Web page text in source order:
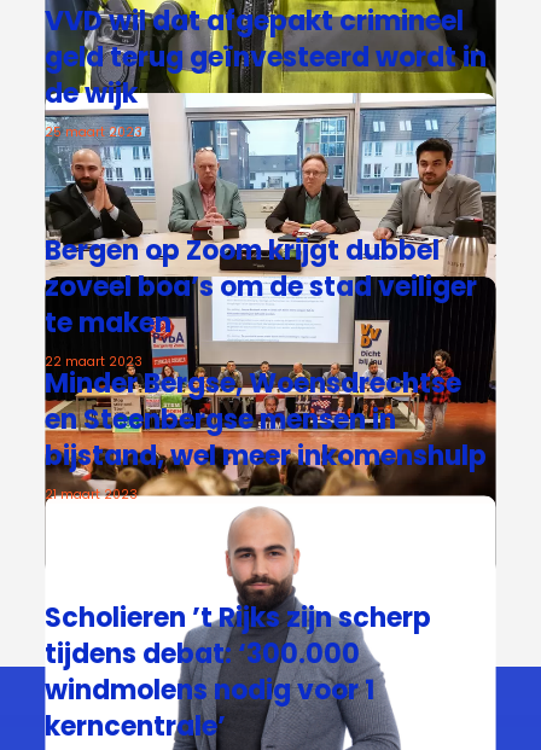
VVD wil dat afgepakt crimineel
geld terug geïnvesteerd wordt in
de wijk
25 maart 2023
Bergen op Zoom krijgt dubbel
zoveel boa’s om de stad veiliger
te maken
22 maart 2023
Minder Bergse, Woensdrechtse
en Steenbergse mensen in
bijstand, wel meer inkomenshulp
21 maart 2023
Scholieren ’t Rijks zijn scherp
tijdens debat: ‘300.000
windmolens nodig voor 1
kerncentrale’